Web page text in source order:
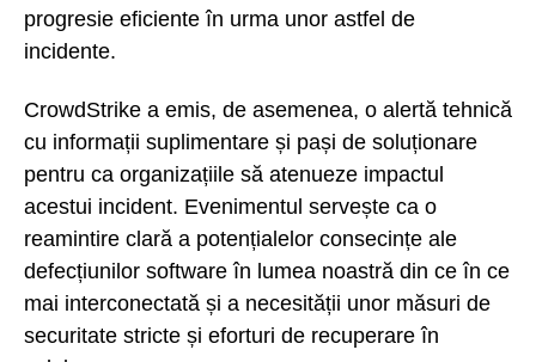
progresie eficiente în urma unor astfel de
incidente.
CrowdStrike a emis, de asemenea, o alertă tehnică
cu informații suplimentare și pași de soluționare
pentru ca organizațiile să atenueze impactul
acestui incident. Evenimentul servește ca o
reamintire clară a potențialelor consecințe ale
defecțiunilor software în lumea noastră din ce în ce
mai interconectată și a necesității unor măsuri de
securitate stricte și eforturi de recuperare în